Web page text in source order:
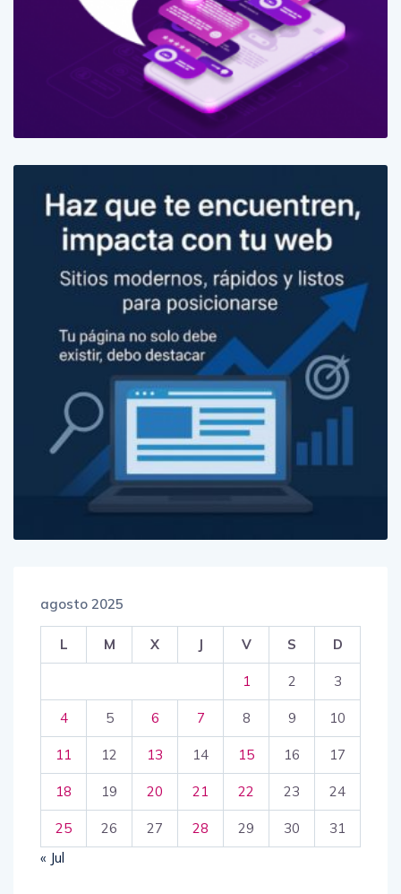
agosto 2025
L M X J V S D
1 2 3
4 5 6 7 8 9 10
11 12 13 14 15 16 17
18 19 20 21 22 23 24
25 26 27 28 29 30
31